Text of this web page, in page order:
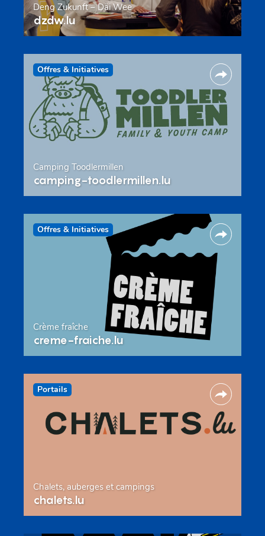
Deng Zukunft – Däi Wee
dzdw.lu
Offres & Initiatives
Camping Toodlermillen
camping-toodlermillen.lu
Offres & Initiatives
Crème fraîche
creme-fraiche.lu
Portails
Chalets, auberges et campings
chalets.lu